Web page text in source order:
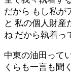
だから もし私が
と 私の個人財産
ね だから執着っ
中東の油田って
くらも一言も聞